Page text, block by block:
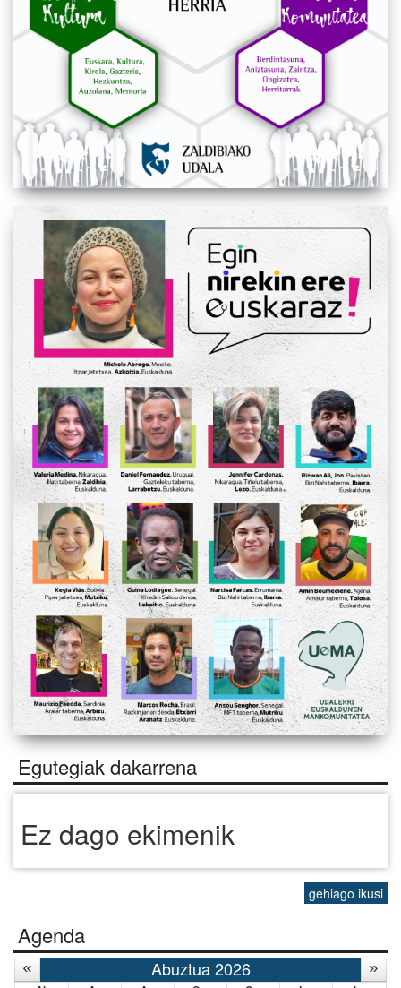
Egutegiak dakarrena
Ez dago ekimenik
gehiago ikusi
Agenda
Abuztua 2026